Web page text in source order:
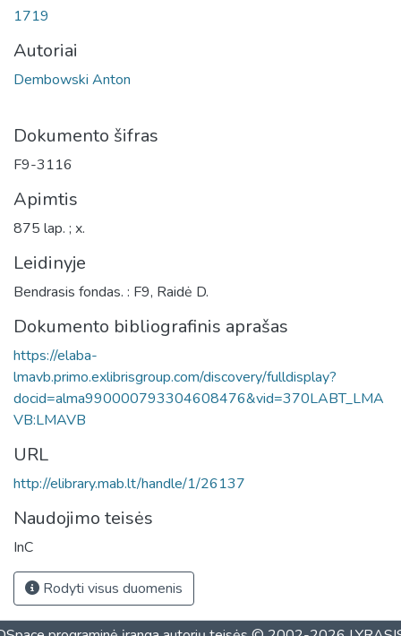
1719
Autoriai
Dembowski Anton
Dokumento šifras
F9-3116
Apimtis
875 lap. ; x.
Leidinyje
Bendrasis fondas. : F9, Raidė D.
Dokumento bibliografinis aprašas
https://elaba-
lmavb.primo.exlibrisgroup.com/discovery/fulldisplay?
docid=alma990000793304608476&vid=370LABT_LMA
VB:LMAVB
URL
http://elibrary.mab.lt/handle/1/26137
Naudojimo teisės
InC
Rodyti visus duomenis